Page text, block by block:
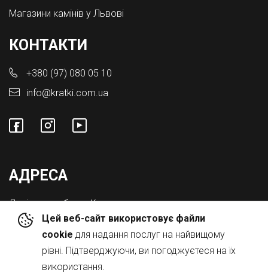
Цей веб-сайт використовує файли
cookie для надання послуг на найвищому
рівні. Підтверджуючи, ви погоджуєтеся на їх
використання.
Магазини камінів у Львові
КОНТАКТИ
+380 (97) 080 05 10
info@kratki.com.ua
АДРЕСА
Львівська обл., с. Конопниця,
Вул. Городоцька 8а